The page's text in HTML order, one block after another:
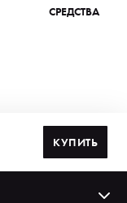
СРЕДСТВА
КУПИТЬ